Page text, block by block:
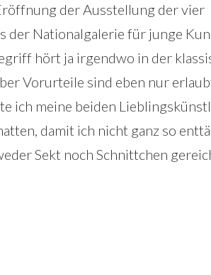
der Ausstellung der vier
Nationalgalerie für junge
hört ja irgendwo in der
Vorurteile sind eben nur
ich meine beiden
damit ich nicht ganz so
Sekt noch Schnittchen